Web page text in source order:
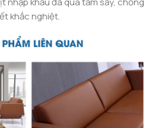
khắc nghiệt.